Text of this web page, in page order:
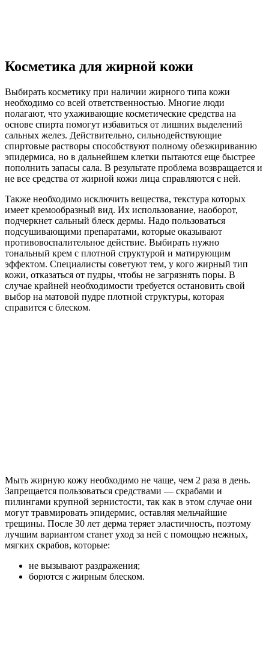
Косметика для жирной кожи
Выбирать косметику при наличии жирного типа кожи
необходимо со всей ответственностью. Многие люди
полагают, что ухаживающие косметические средства на
основе спирта помогут избавиться от лишних выделений
сальных желез. Действительно, сильнодействующие
спиртовые растворы способствуют полному обезжириванию
эпидермиса, но в дальнейшем клетки пытаются еще быстрее
пополнить запасы сала. В результате проблема возвращается и
не все средства от жирной кожи лица справляются с ней.
Также необходимо исключить вещества, текстура которых
имеет кремообразный вид. Их использование, наоборот,
подчеркнет сальный блеск дермы. Надо пользоваться
подсушивающими препаратами, которые оказывают
противовоспалительное действие. Выбирать нужно
тональный крем с плотной структурой и матирующим
эффектом. Специалисты советуют тем, у кого жирный тип
кожи, отказаться от пудры, чтобы не загрязнять поры. В
случае крайней необходимости требуется остановить свой
выбор на матовой пудре плотной структуры, которая
справится с блеском.
Мыть жирную кожу необходимо не чаще, чем 2 раза в день.
Запрещается пользоваться средствами — скрабами и
пилингами крупной зернистости, так как в этом случае они
могут травмировать эпидермис, оставляя мельчайшие
трещины. После 30 лет дерма теряет эластичность, поэтому
лучшим вариантом станет уход за ней с помощью нежных,
мягких скрабов, которые:
не вызывают раздражения;
борются с жирным блеском.